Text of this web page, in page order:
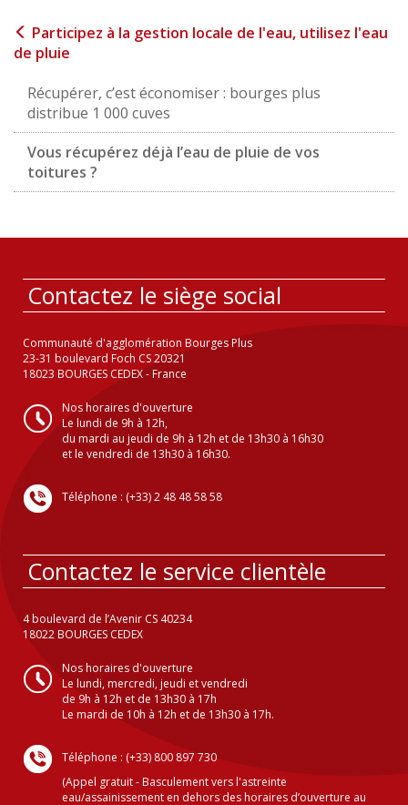
Participez à la gestion locale de l'eau, utilisez l'eau
de pluie
Récupérer, c’est économiser : bourges plus
distribue 1 000 cuves
Vous récupérez déjà l’eau de pluie de vos
toitures ?
Contactez le siège social
Communauté d'agglomération Bourges Plus
23-31 boulevard Foch CS 20321
18023 BOURGES CEDEX - France
Nos horaires d'ouverture
Le lundi de 9h à 12h,
du mardi au jeudi de 9h à 12h et de 13h30 à 16h30
et le vendredi de 13h30 à 16h30.
Téléphone : (+33) 2 48 48 58 58
Contactez le service clientèle
4 boulevard de l’Avenir CS 40234
18022 BOURGES CEDEX
Nos horaires d'ouverture
Le lundi, mercredi, jeudi et vendredi
de 9h à 12h et de 13h30 à 17h
Le mardi de 10h à 12h et de 13h30 à 17h.
Téléphone : (+33) 800 897 730
(Appel gratuit - Basculement vers l'astreinte
eau/assainissement en dehors des horaires d’ouverture au